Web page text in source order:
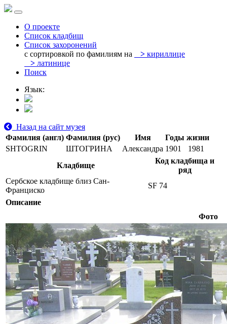
О проекте
Список кладбищ
Список захоронений
с сортировкой по фамилиям на
> кириллице
> латинице
Поиск
Язык:
Назад на сайт музея
Фамилия (англ) Фамилия (рус) Имя
Годы жизни
SHTOGRIN
ШТОГРИНА Александра 1901
1981
Кладбище
Код кладбища и
ряд
Сербское кладбище близ Сан-
Франциско
SF 74
Описание
Фото